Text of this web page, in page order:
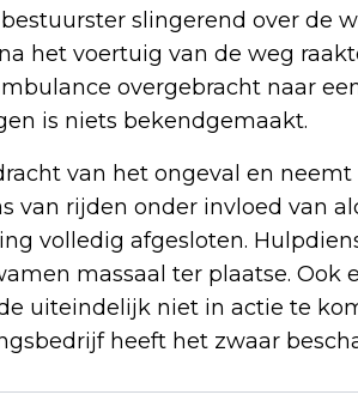
slingerend over de
het voertuig van de weg
overgebracht naar
is niets bekendgemaakt.
van het ongeval en
van rijden onder invloed van
volledig afgesloten.
massaal ter plaatse. Ook
uiteindelijk niet in actie te
heeft het zwaar